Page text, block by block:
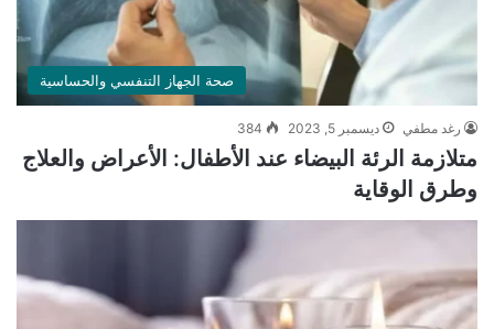
صحة الجهاز التنفسي والحساسية
رغد مطفي ديسمبر 5, 2023 384
متلازمة الرئة البيضاء عند الأطفال: الأعراض والعلاج
وطرق الوقاية